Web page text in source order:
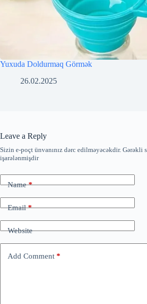
Yuxuda Doldurmaq Görmək
26.02.2025
Leave a Reply
Sizin e-poçt ünvanınız dərc edilməyəcəkdir. Gərəkli
işarələnmişdir
Name*
Email*
Website
Add Comment *